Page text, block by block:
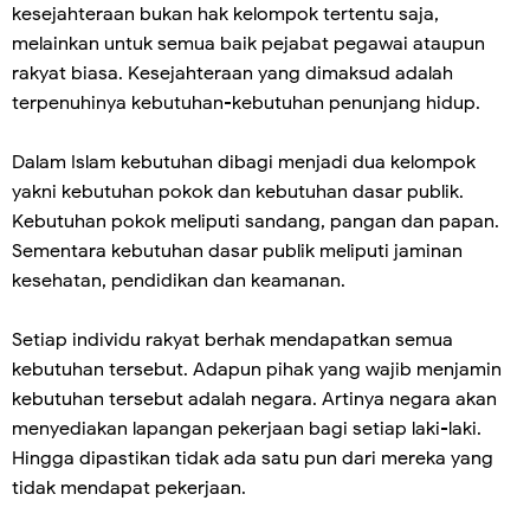
kesejahteraan bukan hak kelompok tertentu saja,
melainkan untuk semua baik pejabat pegawai ataupun
rakyat biasa. Kesejahteraan yang dimaksud adalah
terpenuhinya kebutuhan-kebutuhan penunjang hidup.
Dalam Islam kebutuhan dibagi menjadi dua kelompok
yakni kebutuhan pokok dan kebutuhan dasar publik.
Kebutuhan pokok meliputi sandang, pangan dan papan.
Sementara kebutuhan dasar publik meliputi jaminan
kesehatan, pendidikan dan keamanan.
Setiap individu rakyat berhak mendapatkan semua
kebutuhan tersebut. Adapun pihak yang wajib menjamin
kebutuhan tersebut adalah negara. Artinya negara akan
menyediakan lapangan pekerjaan bagi setiap laki-laki.
Hingga dipastikan tidak ada satu pun dari mereka yang
tidak mendapat pekerjaan.